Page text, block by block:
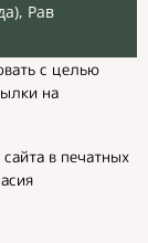
Рав
с целью
на
в печатных